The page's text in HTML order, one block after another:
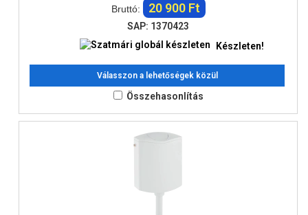
Bruttó: 20 900 Ft
SAP: 1370423
Készleten!
Válasszon a lehetőségek közül
Összehasonlítás